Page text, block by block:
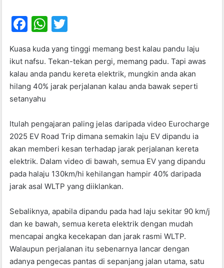
F
c
e
b
o
o
k
W
at
s
A
p
itt
er
Kuasa kuda yang tinggi memang best kalau pandu laju
ikut nafsu. Tekan-tekan pergi, memang padu. Tapi awas
kalau anda pandu kereta elektrik, mungkin anda akan
hilang 40% jarak perjalanan kalau anda bawak seperti
setanyahu
Itulah pengajaran paling jelas daripada video Eurocharge
2025 EV Road Trip dimana semakin laju EV dipandu ia
akan memberi kesan terhadap jarak perjalanan kereta
elektrik. Dalam video di bawah, semua EV yang dipandu
pada halaju 130km/hi kehilangan hampir 40% daripada
jarak asal WLTP yang diiklankan.
Sebaliknya, apabila dipandu pada had laju sekitar 90 km/j
dan ke bawah, semua kereta elektrik dengan mudah
mencapai angka kecekapan dan jarak rasmi WLTP.
Walaupun perjalanan itu sebenarnya lancar dengan
adanya pengecas pantas di sepanjang jalan utama, satu